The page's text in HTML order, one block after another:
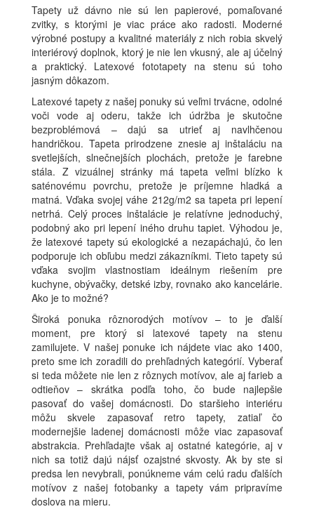
Tapety už dávno nie sú len papierové, pomaľované
zvitky, s ktorými je viac práce ako radosti. Moderné
výrobné postupy a kvalitné materiály z nich robia skvelý
interiérový doplnok, ktorý je nie len vkusný, ale aj účelný
a praktický. Latexové fototapety na stenu sú toho
jasným dôkazom.
Latexové tapety z našej ponuky sú veľmi trvácne, odolné
voči vode aj oderu, takže ich údržba je skutočne
bezproblémová – dajú sa utrieť aj navlhčenou
handričkou. Tapeta prirodzene znesie aj inštaláciu na
svetlejších, slnečnejších plochách, pretože je farebne
stála. Z vizuálnej stránky má tapeta veľmi blízko k
saténovému povrchu, pretože je príjemne hladká a
matná. Vďaka svojej váhe 212g/m2 sa tapeta pri lepení
netrhá. Celý proces inštalácie je relatívne jednoduchý,
podobný ako pri lepení iného druhu tapiet. Výhodou je,
že latexové tapety sú ekologické a nezapáchajú, čo len
podporuje ich obľubu medzi zákazníkmi. Tieto tapety sú
vďaka svojim vlastnostiam ideálnym riešením pre
kuchyne, obývačky, detské izby, rovnako ako kancelárie.
Ako je to možné?
Široká ponuka rôznorodých motívov – to je ďalší
moment, pre ktorý si latexové tapety na stenu
zamilujete. V našej ponuke ich nájdete viac ako 1400,
preto sme ich zoradili do prehľadných kategórií. Vyberať
si teda môžete nie len z rôznych motívov, ale aj farieb a
odtieňov – skrátka podľa toho, čo bude najlepšie
pasovať do vašej domácnosti. Do staršieho interiéru
môžu skvele zapasovať retro tapety, zatiaľ čo
modernejšie ladenej domácnosti môže viac zapasovať
abstrakcia. Prehľadajte však aj ostatné kategórie, aj v
nich sa totiž dajú nájsť ozajstné skvosty. Ak by ste si
predsa len nevybrali, ponúkneme vám celú radu ďalších
motívov z našej fotobanky a tapety vám pripravíme
doslova na mieru.